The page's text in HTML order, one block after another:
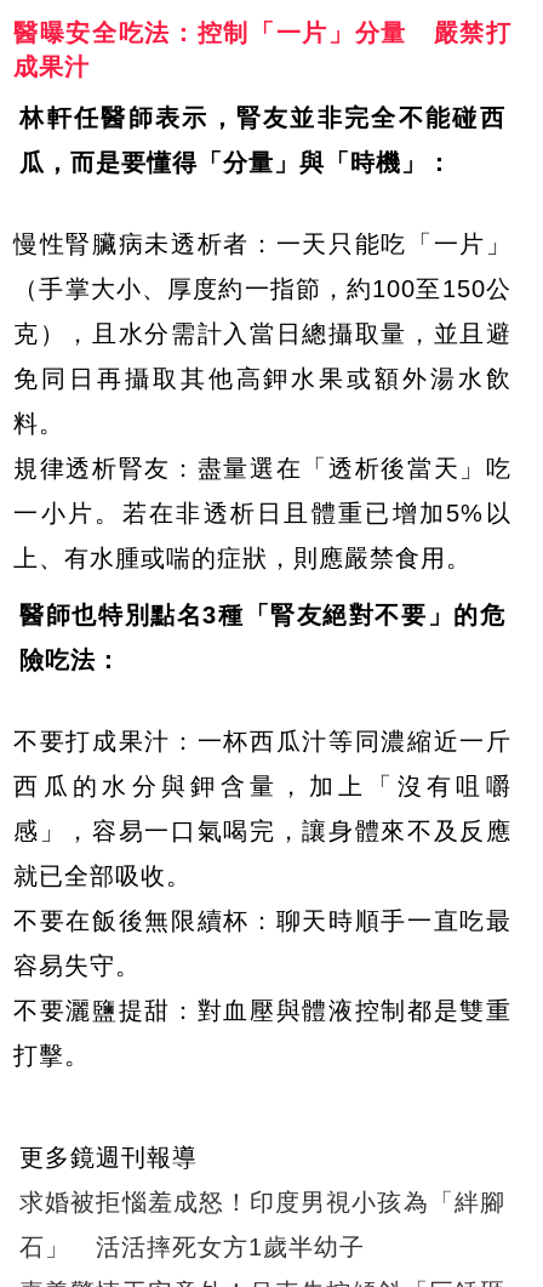
醫曝安全吃法：控制「一片」分量 嚴禁打
成果汁
林軒任醫師表示，腎友並非完全不能碰西
瓜，而是要懂得「分量」與「時機」：
慢性腎臟病未透析者：一天只能吃「一片」
（手掌大小、厚度約一指節，約100至150公
克），且水分需計入當日總攝取量，並且避
免同日再攝取其他高鉀水果或額外湯水飲
料。
規律透析腎友：盡量選在「透析後當天」吃
一小片。若在非透析日且體重已增加5%以
上、有水腫或喘的症狀，則應嚴禁食用。
醫師也特別點名3種「腎友絕對不要」的危
險吃法：
不要打成果汁：一杯西瓜汁等同濃縮近一斤
西瓜的水分與鉀含量，加上「沒有咀嚼
感」，容易一口氣喝完，讓身體來不及反應
就已全部吸收。
不要在飯後無限續杯：聊天時順手一直吃最
容易失守。
不要灑鹽提甜：對血壓與體液控制都是雙重
打擊。
更多鏡週刊報導
求婚被拒惱羞成怒！印度男視小孩為「絆腳
石」 活活摔死女方1歲半幼子